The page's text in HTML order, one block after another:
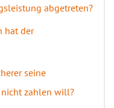
abgetreten?
hat der
seine
zahlen will?